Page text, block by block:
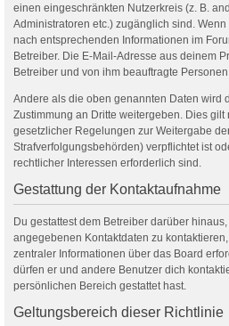
einen eingeschränkten Nutzerkreis (z. B.
Administratoren etc.) zugänglich sind.
nach entsprechenden Informationen im
Betreiber. Die E-Mail-Adresse aus deinem
Betreiber und von ihm beauftragte
Andere als die oben genannten Daten wird
Zustimmung an Dritte weitergeben. Dies gilt
gesetzlicher Regelungen zur Weitergabe
Strafverfolgungsbehörden) verpflichtet ist
rechtlicher Interessen erforderlich sind.
Gestattung der Kontaktaufnahme
Du gestattest dem Betreiber darüber
angegebenen Kontaktdaten zu
zentraler Informationen über das Board
dürfen er und andere Benutzer dich
persönlichen Bereich gestattet hast.
Geltungsbereich dieser Richtlinie